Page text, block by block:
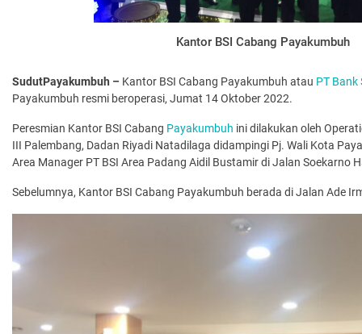
Kantor BSI Cabang Payakumbuh
SudutPayakumbuh – Kantor BSI Cabang Payakumbuh atau PT Bank
Payakumbuh resmi beroperasi, Jumat 14 Oktober 2022.
Peresmian Kantor BSI Cabang Payakumbuh ini dilakukan oleh
III Palembang, Dadan Riyadi Natadilaga didampingi Pj. Wali Kota
Area Manager PT BSI Area Padang Aidil Bustamir di Jalan Soekarno
Sebelumnya, Kantor BSI Cabang Payakumbuh berada di Jalan Ade